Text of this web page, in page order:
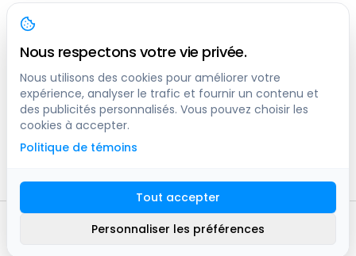
Toronto
150 Ferrand Dr, 6th Floor, Toronto, ON, M3C 3E5, Canada
Vancouver
1200 W 73rd Ave #1415, Vancouver, BC, V6P 6G5, Canada
Calgary
444 5 Ave SW #400 Calgary, AB, T2P 2T8, Canada
2016 -2026
Plan du site
Nous respectons votre vie privée.
Nous utilisons des cookies pour améliorer votre
expérience, analyser le trafic et fournir un contenu et
des publicités personnalisés. Vous pouvez choisir les
cookies à accepter.
Politique de témoins
Tout accepter
Personnaliser les préférences